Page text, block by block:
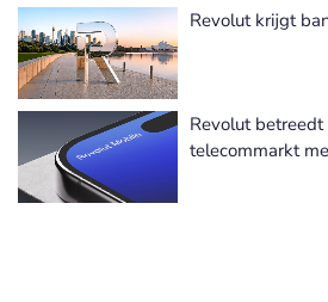
Revolut krijgt
Revolut
telecommarkt